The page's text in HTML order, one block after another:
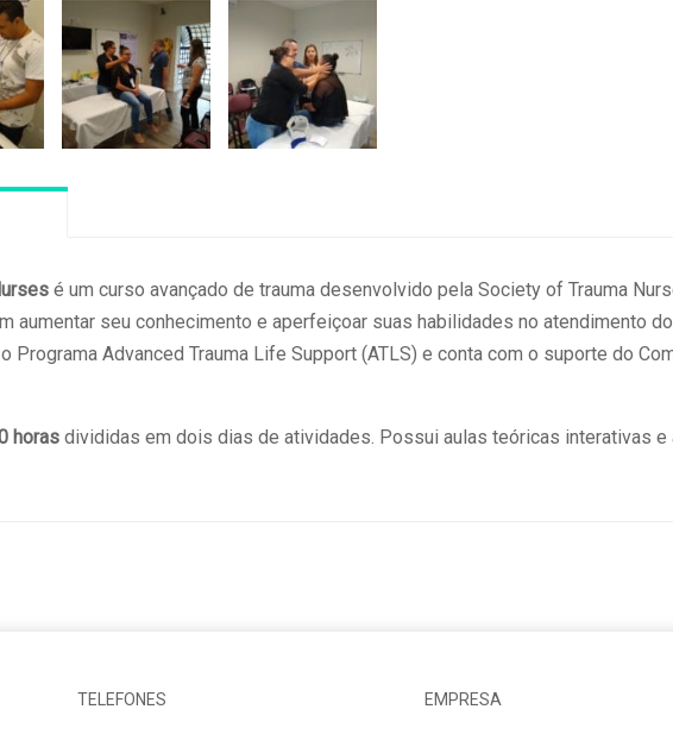
é um curso avançado de trauma desenvolvido pela Society of Trauma
aumentar seu conhecimento e aperfeiçoar suas habilidades no atendimento
Programa Advanced Trauma Life Support (ATLS) e conta com o suporte do
horas divididas em dois dias de atividades. Possui aulas teóricas interativas
TELEFONES EMPRESA